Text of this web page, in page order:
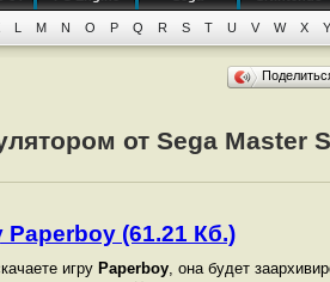
L M N O P Q R S T U V W X Y
от Sega Master
Paperboy (61.21 Кб.)
игру Paperboy, она будет